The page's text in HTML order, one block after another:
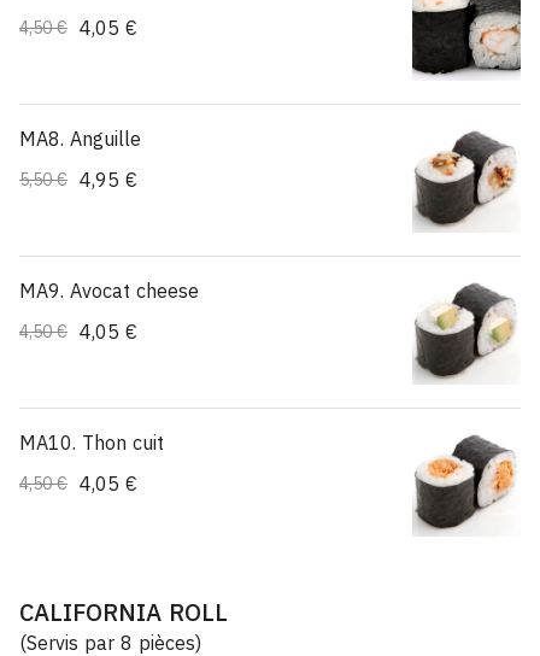
4,50 € 4,05 €
MA8. Anguille
5,50 € 4,95 €
MA9. Avocat cheese
4,50 € 4,05 €
MA10. Thon cuit
4,50 € 4,05 €
CALIFORNIA ROLL
(Servis par 8 pièces)